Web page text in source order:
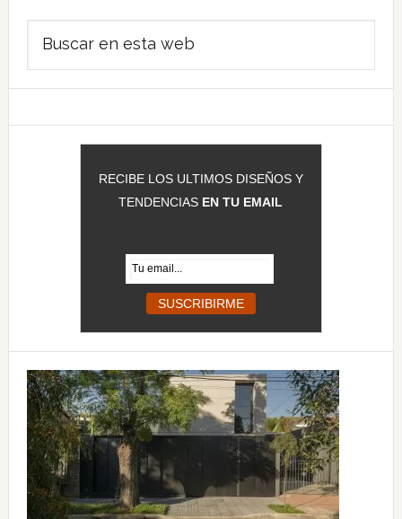
Barra
lateral
principal
RECIBE LOS ULTIMOS DISEÑOS Y
TENDENCIAS EN TU EMAIL